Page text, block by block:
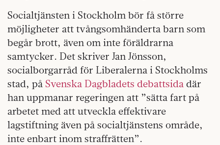
Socialtjänsten i Stockholm bör få större
möjligheter att tvångsomhänderta barn som
begår brott, även om inte föräldrarna
samtycker. Det skriver Jan Jönsson,
socialborgarråd för Liberalerna i Stockholms
stad, på Svenska Dagbladets debattsida där
han uppmanar regeringen att ”sätta fart på
arbetet med att utveckla effektivare
lagstiftning även på socialtjänstens område,
inte enbart inom straffrätten”.